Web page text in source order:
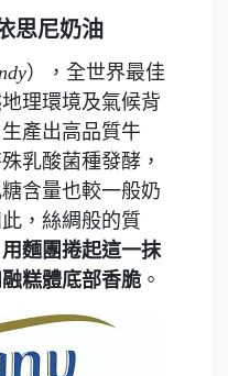
思尼奶油
），全世界最佳
理環境及氣候背
產出高品質牛
乳酸菌種發酵，
含量也較一般奶
，絲綢般的質
用麵團捲起這一抹
糕體底部香脆 。